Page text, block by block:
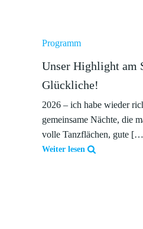
Programm
Unser Highlight am
Glückliche!
2026 – ich habe wieder
gemeinsame Nächte, die
volle Tanzflächen, gute
Weiter lesen